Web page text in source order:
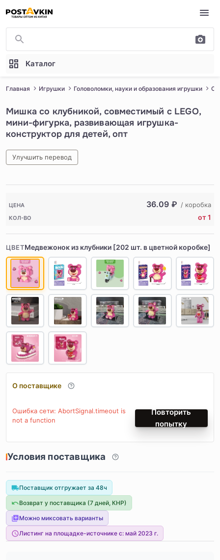
Перейти к основному содержимому
Каталог
Главная Игрушки Головоломки, науки и образования игрушки
Мишка со клубникой, совместимый с LEGO,
мини-фигурка, развивающая игрушка-
конструктор для детей, опт
Улучшить перевод
ЦЕНА 36.09 ₽ / коробка
КОЛ-ВО от 1
ЦВЕТМедвежонок из клубники [202 шт. в цветной коробке]
О поставщике
Ошибка сети: AbortSignal.timeout is
not a function
Повторить
попытку
Условия поставщика
Поставщик отгружает за 48ч
Возврат у поставщика (7 дней, КНР)
Можно миксовать варианты
Листинг на площадке-источнике с: май 2023 г.